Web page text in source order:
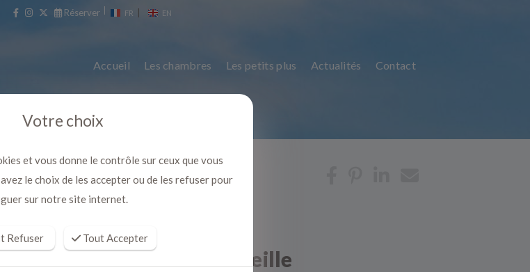
Réserver FR EN
Accueil Les chambres Les petits plus Actualités Contact
à remous exclusif à marseille
Votre choix
et vous donne le contrôle sur ceux que vous
le choix de les accepter ou de les refuser pour
sur notre site internet.
Refuser Tout Accepter